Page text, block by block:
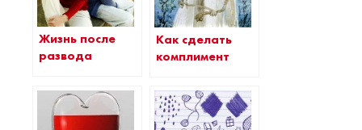
Жизнь после
развода
Как сделать
комплимент